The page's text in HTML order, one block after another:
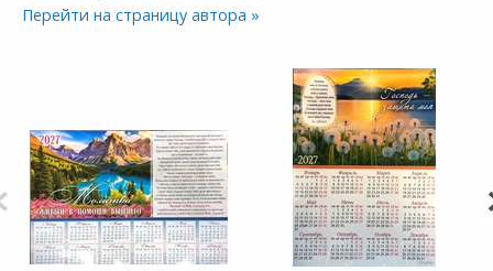
Перейти на страницу автора »